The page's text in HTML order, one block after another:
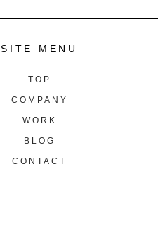
SITE MENU
TOP
COMPANY
WORK
BLOG
CONTACT